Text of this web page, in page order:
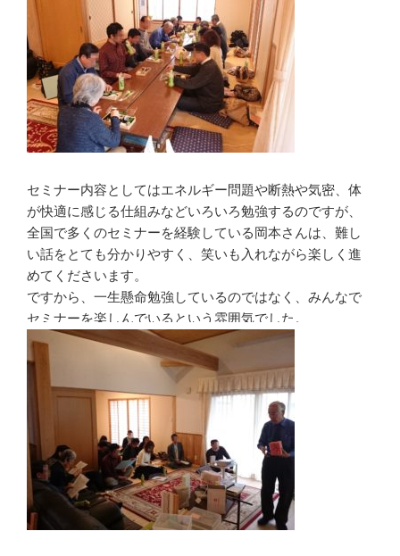
セミナー内容としてはエネルギー問題や断熱や気密、体
が快適に感じる仕組みなどいろいろ勉強するのですが、
全国で多くのセミナーを経験している岡本さんは、難し
い話をとても分かりやすく、笑いも入れながら楽しく進
めてくださいます。
ですから、一生懸命勉強しているのではなく、みんなで
セミナーを楽しんでいるという雰囲気でした。